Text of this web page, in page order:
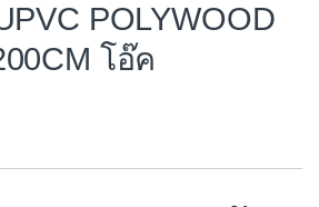
POLYWOOD
โอ๊ค